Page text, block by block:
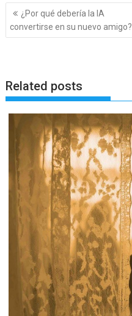
Navegación
de
entradas
¿Por qué debería la IA
convertirse en su nuevo amigo?
Related posts